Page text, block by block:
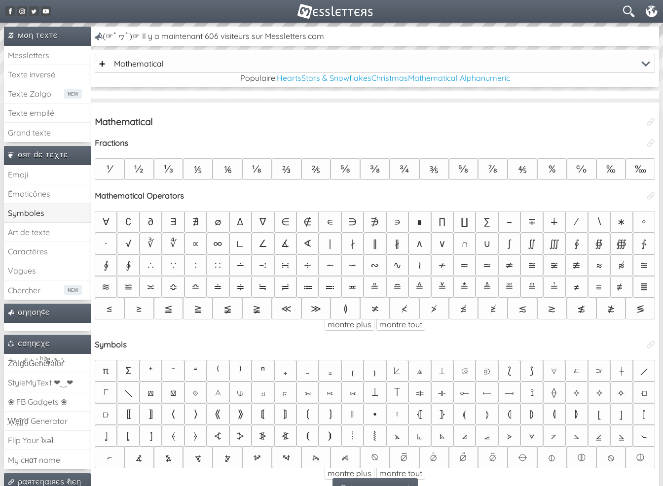
мση тєxтє
Messletters
Texte inversé
Texte Zalgo
Texte empilé
Grand texte
αят dє тєχтє
Emoji
Émoticônes
Symboles
Art de texte
Caractères
Vagues
Chercher
αηηση¢є
cσηηєχє
Z̾̽ảlg̀͐ͭ̽oͧG̀e̒̃nͪȅͪͫ̏̐r͌̑á͑t͌̑͛o̊r̓̐
StyleMyText ❤‿❤
❀ FB Gadgets ❀
͕͗W͕͕͗͗e͕͕͗͗i͕͕͗͗r͕͗d͕͗ Generator
Flip Your ʇxəʇ!
My cнαт name
ραятєηαιяєѕ ℓιєη
(☞ﾟヮﾟ)☞ Il y a maintenant 606 visiteurs sur Messletters.com
➕
Mathematical
Populaire:HeartsStars & SnowflakesChristmasMathematical Alphanumeric
Mathematical
Fractions
⅟ ½ ⅓ ⅕ ⅙ ⅛ ⅔ ⅖ ⅚ ⅜ ¾ ⅗ ⅝ ⅞ ⅘ % ℅ ‰ ‱
Mathematical Operators
∀ ∁ ∂ ∃ ∄ ∅ ∆ ∇ ∈ ∉ ∊ ∋ ∌ ∍ ∎ ∏ ∐ ∑ − ∓ ∔ ∕ ∖ ∗
∘
∙
√ ∛ ∜ ∝ ∞ ∟ ∠ ∡ ∢ ∣ ∤ ∥ ∦ ∧ ∨ ∩ ∪ ∫ ∬ ∭ ∮ ∯ ∰
∱
∲
∳ ∴ ∵ ∶ ∷ ∸ ∹ ∺ ∻ ∼ ∽ ∾ ∿ ≀ ≁ ≂ ≃ ≄ ≅ ≆ ≇ ≈ ≉
≊
≋
≌ ≍ ≎ ≏ ≐ ≑ ≒ ≓ ≔ ≕ ≖ ≗ ≘ ≙ ≚ ≛ ≜ ≝ ≞ ≟ ≠ ≡ ≢
≣
≤
≥ ≦ ≧ ≨ ≩ ≪ ≫ ≬ ≭ ≮ ≯ ≰ ≱ ≲ ≳ ≴ ≵ ≶
montre plus montre tout
Symbols
π Σ ⁺ ⁻ ⁼ ⁽ ⁾ ⁿ ₊ ₋ ₌ ₍ ₎ ⟀ ⟁ ⟂ ⟃ ⟄ ⟅ ⟆ ⟇ ⟈ ⟉ ⟊
⟋
⟌
⟍ ⟎ ⟏ ⟐ ⟑ ⟒ ⟓ ⟔ ⟕ ⟖ ⟗ ⟘ ⟙ ⟚ ⟛ ⟜ ⟝ ⟞ ⟟ ⟠ ⟡ ⟢ ⟣
⟤
⟥
⟦ ⟧ ⟨ ⟩ ⟪ ⟫ ⟬ ⟭ ⟮ ⟯ ⦀ ⦁ ⦂ ⦃ ⦄ ⦅ ⦆ ⦇ ⦈ ⦉ ⦊ ⦋ ⦌
⦍
⦎
⦏ ⦐ ⦑ ⦒ ⦓ ⦔ ⦕ ⦖ ⦗ ⦘ ⦙ ⦚ ⦛ ⦜ ⦝ ⦞ ⦟ ⦠ ⦡ ⦢ ⦣ ⦤ ⦥
⦦
⦧
⦨ ⦩ ⦪ ⦫ ⦬ ⦭ ⦮ ⦯ ⦰ ⦱ ⦲ ⦳ ⦴ ⦵ ⦶ ⦷ ⦸ ⦹
montre plus
montre tout